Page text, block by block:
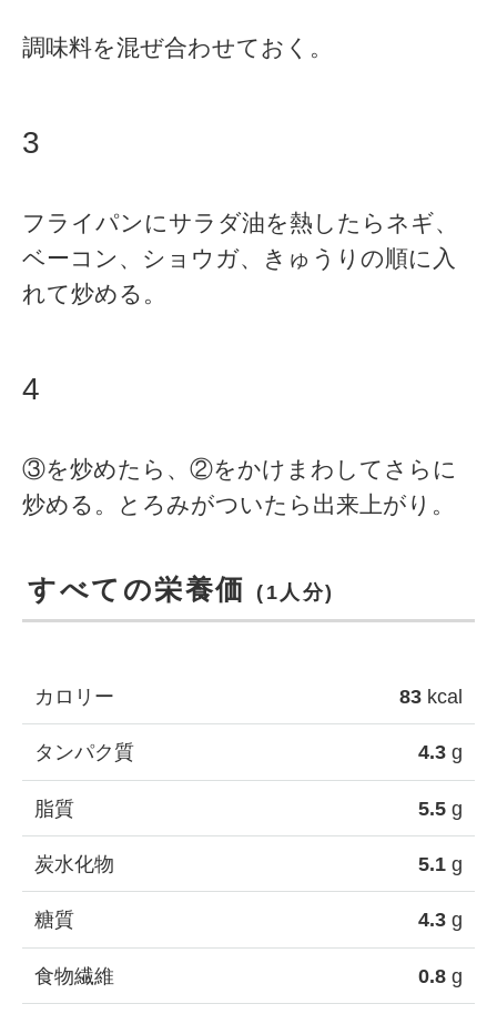
調味料を混ぜ合わせておく。
3
フライパンにサラダ油を熱したらネギ、
ベーコン、ショウガ、きゅうりの順に入
れて炒める。
4
③を炒めたら、②をかけまわしてさらに
炒める。とろみがついたら出来上がり。
すべての栄養価 (1人分)
カロリー 83 kcal
タンパク質 4.3 g
脂質 5.5 g
炭水化物 5.1 g
糖質 4.3 g
食物繊維 0.8 g